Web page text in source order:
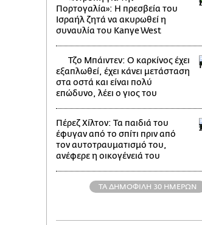
Πορτογαλία»: Η πρεσβεία του
Ισραήλ ζητά να ακυρωθεί η
συναυλία του Kanye West
Τζο Μπάιντεν: Ο καρκίνος έχει
εξαπλωθεί, έχει κάνει μετάσταση
στα οστά και είναι πολύ
επώδυνο, λέει ο γιος του
Πέρεζ Χίλτον: Τα παιδιά του
έφυγαν από το σπίτι πριν από
τον αυτοτραυματισμό του,
ανέφερε η οικογένειά του
ΤΑ ΔΗΜΟΦΙΛΗ 30 ΗΜΕΡΩΝ